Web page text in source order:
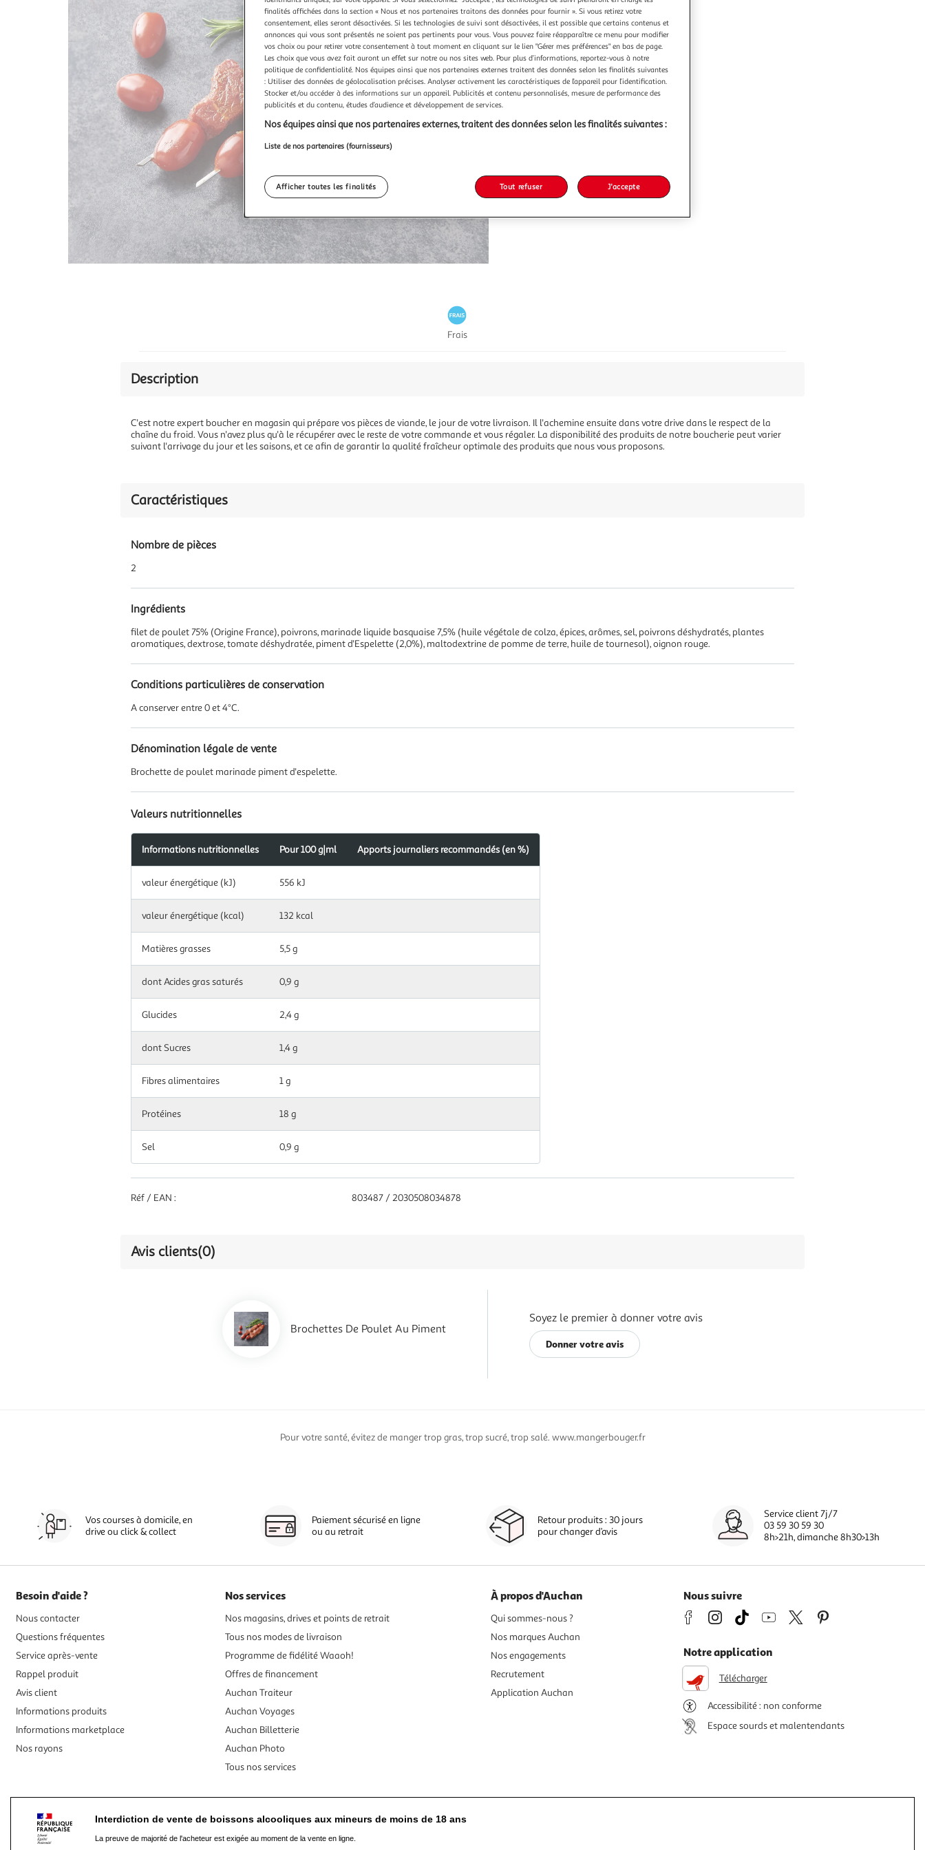
Frais
Description
C'est notre expert boucher en magasin qui prépare vos pièces de viande, le jour de votre livraison. Il l'achemine ensuite dans votre drive dans le respect de la
chaîne du froid. Vous n'avez plus qu'à le récupérer avec le reste de votre commande et vous régaler. La disponibilité des produits de notre boucherie peut varier
suivant l'arrivage du jour et les saisons, et ce afin de garantir la qualité fraîcheur optimale des produits que nous vous proposons.
Caractéristiques
Nombre de pièces
2
Ingrédients
filet de poulet 75% (Origine France), poivrons, marinade liquide basquaise 7,5% (huile végétale de colza, épices, arômes, sel, poivrons déshydratés, plantes
aromatiques, dextrose, tomate déshydratée, piment d'Espelette (2,0%), maltodextrine de pomme de terre, huile de tournesol), oignon rouge.
Conditions particulières de conservation
A conserver entre 0 et 4°C.
Dénomination légale de vente
Brochette de poulet marinade piment d'espelette.
Valeurs nutritionnelles
nutritionnelles
pour
g|ml
Informations nutritionnelles Pour 100 g|ml Apports journaliers recommandés (en %)
valeur énergétique (kJ) 556 kJ
valeur énergétique (kcal) 132 kcal
Matières grasses 5,5 g
dont Acides gras saturés 0,9 g
Glucides 2,4 g
dont Sucres 1,4 g
Fibres alimentaires 1 g
Protéines 18 g
Sel 0,9 g
Réf / EAN : 803487 / 2030508034878
Avis clients(0)
Brochettes De Poulet Au Piment
Soyez le premier à donner votre avis
Donner votre avis
Pour votre santé, évitez de manger trop gras, trop sucré, trop salé. www.mangerbouger.fr
Vos courses à domicile, en
drive ou click & collect
Paiement sécurisé en ligne
ou au retrait
Retour produits : 30 jours
pour changer d’avis
Service client 7j/7
03 59 30 59 30
8h>21h, dimanche 8h30>13h
Besoin d'aide ?
Nous contacter
Questions fréquentes
Service après-vente
Rappel produit
Avis client
Informations produits
Informations marketplace
Nos rayons
Nos services
Nos magasins, drives et points de retrait
Tous nos modes de livraison
Programme de fidélité Waaoh!
Offres de financement
Auchan Traiteur
Auchan Voyages
Auchan Billetterie
Auchan Photo
Tous nos services
À propos d'Auchan
Qui sommes-nous ?
Nos marques Auchan
Nos engagements
Recrutement
Application Auchan
Nous suivre
Notre application
Télécharger
Accessibilité : non conforme
Espace sourds et malentendants
Interdiction de vente de boissons alcooliques aux mineurs de moins de 18 ans
La preuve de majorité de l'acheteur est exigée au moment de la vente en ligne.
finalités affichées dans la section « Nous et nos partenaires traitons des données pour fournir ». Si vous retirez votre
consentement, elles seront désactivées. Si les technologies de suivi sont désactivées, il est possible que certains contenus et
annonces qui vous sont présentés ne soient pas pertinents pour vous. Vous pouvez faire réapparaître ce menu pour modifier
vos choix ou pour retirer votre consentement à tout moment en cliquant sur le lien "Gérer mes préférences" en bas de page.
Les choix que vous avez fait auront un effet sur notre ou nos sites web. Pour plus d’informations, reportez-vous à notre
politique de confidentialité. Nos équipes ainsi que nos partenaires externes traitent des données selon les finalités suivantes
: Utiliser des données de géolocalisation précises. Analyser activement les caractéristiques de l’appareil pour l’identification.
Stocker et/ou accéder à des informations sur un appareil. Publicités et contenu personnalisés, mesure de performance des
publicités et du contenu, études d’audience et développement de services.
Nos équipes ainsi que nos partenaires externes, traitent des données selon les finalités suivantes :
Liste de nos partenaires (fournisseurs)
Afficher toutes les finalités Tout refuser J'accepte